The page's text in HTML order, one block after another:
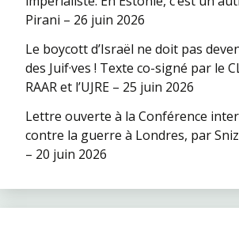
Pirani – 26 juin 2026
Le boycott d’Israël ne doit pas
des Juif·ves ! Texte co-signé par le
RAAR et l’UJRE – 25 juin 2026
Lettre ouverte à la Conférence
contre la guerre à Londres, par
– 20 juin 2026